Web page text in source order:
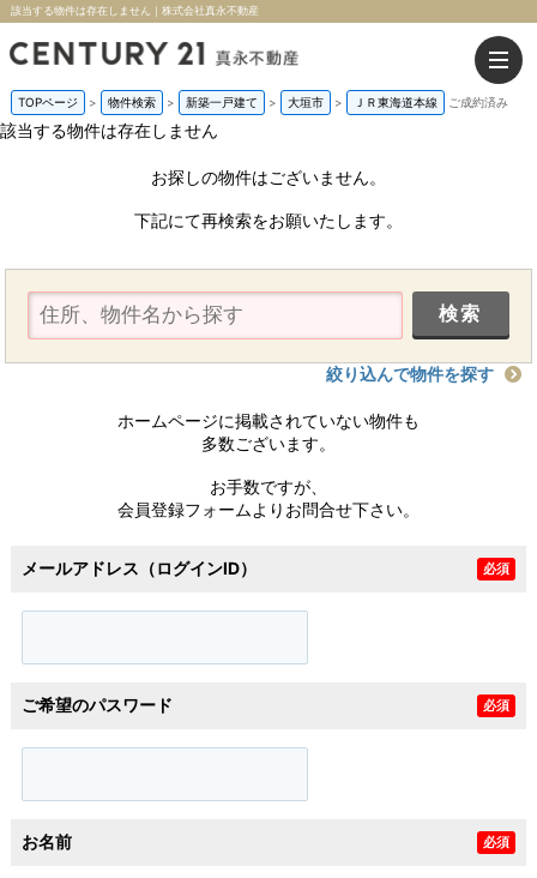
該当する物件は存在しません｜株式会社真永不動産
TOPページ > 物件検索 > 新築一戸建て > 大垣市 > ＪＲ東海道本線 ご成約済み
該当する物件は存在しません
お探しの物件はございません。
下記にて再検索をお願いたします。
絞り込んで物件を探す
ホームページに掲載されていない物件も
多数ございます。
お手数ですが、
会員登録フォームよりお問合せ下さい。
メールアドレス（ログインID） 必須
ご希望のパスワード 必須
お名前 必須